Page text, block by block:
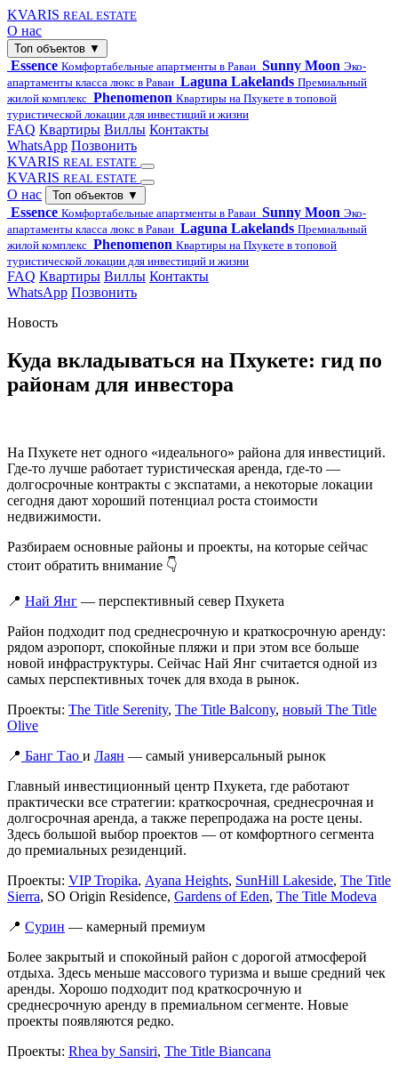
KVARIS REAL ESTATE
О нас
Топ объектов ▼
Essence Комфортабельные апартменты в Раваи Sunny Moon Эко-
апартаменты класса люкс в Раваи Laguna Lakelands Премиальный
жилой комплекс Phenomenon Квартиры на Пхукете в топовой
туристической локации для инвестиций и жизни
FAQ Квартиры Виллы Контакты
WhatsApp Позвонить
KVARIS REAL ESTATE
KVARIS REAL ESTATE
О нас Топ объектов ▼
Essence Комфортабельные апартменты в Раваи Sunny Moon Эко-
апартаменты класса люкс в Раваи Laguna Lakelands Премиальный
жилой комплекс Phenomenon Квартиры на Пхукете в топовой
туристической локации для инвестиций и жизни
FAQ Квартиры Виллы Контакты
WhatsApp Позвонить
Новость
Куда вкладываться на Пхукете: гид по
районам для инвестора
На Пхукете нет одного «идеального» района для инвестиций.
Где-то лучше работает туристическая аренда, где-то —
долгосрочные контракты с экспатами, а некоторые локации
сегодня дают хороший потенциал роста стоимости
недвижимости.
Разбираем основные районы и проекты, на которые сейчас
стоит обратить внимание 👇
📍 Най Янг — перспективный север Пхукета
Район подходит под среднесрочную и краткосрочную аренду:
рядом аэропорт, спокойные пляжи и при этом все больше
новой инфраструктуры. Сейчас Най Янг считается одной из
самых перспективных точек для входа в рынок.
Проекты: The Title Serenity, The Title Balcony, новый The Title
Olive
📍 Банг Тао и Лаян — самый универсальный рынок
Главный инвестиционный центр Пхукета, где работают
практически все стратегии: краткосрочная, среднесрочная и
долгосрочная аренда, а также перепродажа на росте цены.
Здесь большой выбор проектов — от комфортного сегмента
до премиальных резиденций.
Проекты: VIP Tropika, Ayana Heights, SunHill Lakeside, The Title
Sierra, SO Origin Residence, Gardens of Eden, The Title Modeva
📍 Сурин — камерный премиум
Более закрытый и спокойный район с дорогой атмосферой
отдыха. Здесь меньше массового туризма и выше средний чек
аренды. Хорошо подходит под краткосрочную и
среднесрочную аренду в премиальном сегменте. Новые
проекты появляются редко.
Проекты: Rhea by Sansiri, The Title Biancana